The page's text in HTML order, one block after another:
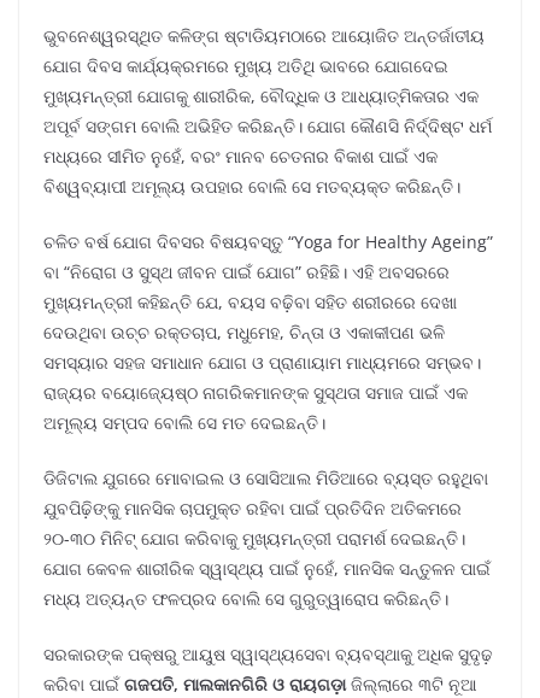
ଭୁବନେଶ୍ୱରସ୍ଥିତ କଳିଙ୍ଗ ଷ୍ଟାଡିୟମଠାରେ ଆୟୋଜିତ ଅନ୍ତର୍ଜାତୀୟ
ଯୋଗ ଦିବସ କାର୍ଯ୍ୟକ୍ରମରେ ମୁଖ୍ୟ ଅତିଥି ଭାବରେ ଯୋଗଦେଇ
ମୁଖ୍ୟମନ୍ତ୍ରୀ ଯୋଗକୁ ଶାରୀରିକ, ବୌଦ୍ଧିକ ଓ ଆଧ୍ୟାତ୍ମିକତାର ଏକ
ଅପୂର୍ବ ସଙ୍ଗମ ବୋଲି ଅଭିହିତ କରିଛନ୍ତି। ଯୋଗ କୌଣସି ନିର୍ଦ୍ଦିଷ୍ଟ ଧର୍ମ
ମଧ୍ୟରେ ସୀମିତ ନୁହେଁ, ବରଂ ମାନବ ଚେତନାର ବିକାଶ ପାଇଁ ଏକ
ବିଶ୍ୱବ୍ୟାପୀ ଅମୂଲ୍ୟ ଉପହାର ବୋଲି ସେ ମତବ୍ୟକ୍ତ କରିଛନ୍ତି।
ଚଳିତ ବର୍ଷ ଯୋଗ ଦିବସର ବିଷୟବସ୍ତୁ “Yoga for Healthy Ageing”
ବା “ନିରୋଗ ଓ ସୁସ୍ଥ ଜୀବନ ପାଇଁ ଯୋଗ” ରହିଛି। ଏହି ଅବସରରେ
ମୁଖ୍ୟମନ୍ତ୍ରୀ କହିଛନ୍ତି ଯେ, ବୟସ ବଢ଼ିବା ସହିତ ଶରୀରରେ ଦେଖା
ଦେଉଥିବା ଉଚ୍ଚ ରକ୍ତଚାପ, ମଧୁମେହ, ଚିନ୍ତା ଓ ଏକାକୀପଣ ଭଳି
ସମସ୍ୟାର ସହଜ ସମାଧାନ ଯୋଗ ଓ ପ୍ରାଣାୟାମ ମାଧ୍ୟମରେ ସମ୍ଭବ।
ରାଜ୍ୟର ବୟୋଜ୍ୟେଷ୍ଠ ନାଗରିକମାନଙ୍କ ସୁସ୍ଥତା ସମାଜ ପାଇଁ ଏକ
ଅମୂଲ୍ୟ ସମ୍ପଦ ବୋଲି ସେ ମତ ଦେଇଛନ୍ତି।
ଡିଜିଟାଲ ଯୁଗରେ ମୋବାଇଲ ଓ ସୋସିଆଲ ମିଡିଆରେ ବ୍ୟସ୍ତ ରହୁଥିବା
ଯୁବପିଢ଼ିଙ୍କୁ ମାନସିକ ଚାପମୁକ୍ତ ରହିବା ପାଇଁ ପ୍ରତିଦିନ ଅତିକମରେ
୨୦-୩୦ ମିନିଟ୍ ଯୋଗ କରିବାକୁ ମୁଖ୍ୟମନ୍ତ୍ରୀ ପରାମର୍ଶ ଦେଇଛନ୍ତି।
ଯୋଗ କେବଳ ଶାରୀରିକ ସ୍ୱାସ୍ଥ୍ୟ ପାଇଁ ନୁହେଁ, ମାନସିକ ସନ୍ତୁଳନ ପାଇଁ
ମଧ୍ୟ ଅତ୍ୟନ୍ତ ଫଳପ୍ରଦ ବୋଲି ସେ ଗୁରୁତ୍ୱାରୋପ କରିଛନ୍ତି।
ସରକାରଙ୍କ ପକ୍ଷରୁ ଆୟୁଷ ସ୍ୱାସ୍ଥ୍ୟସେବା ବ୍ୟବସ୍ଥାକୁ ଅଧିକ ସୁଦୃଢ଼
କରିବା ପାଇଁଗଜପତି, ମାଲକାନଗିରି ଓ ରାୟଗଡ଼ାଜିଲ୍ଲାରେ ୩ଟି ନୂଆ